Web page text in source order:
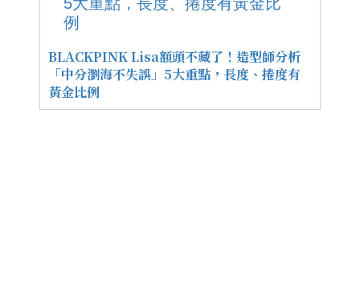
BLACKPINK Lisa額頭不藏了！造型師分析
「中分瀏海不失誤」5大重點，長度、捲度有
黃金比例